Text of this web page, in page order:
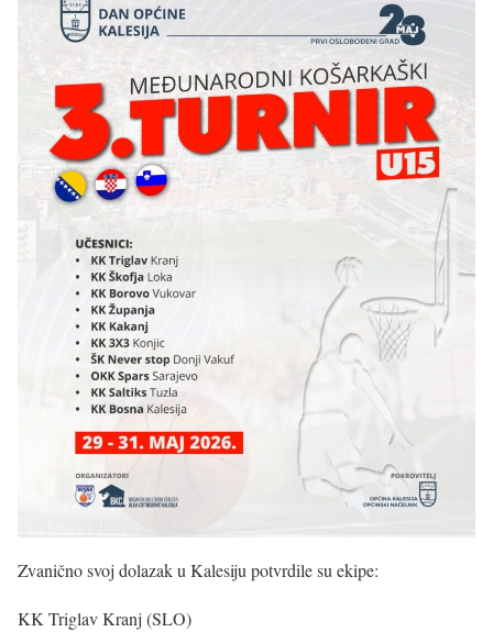
Zvanično svoj dolazak u Kalesiju potvrdile su ekipe:
KK Triglav Kranj (SLO)